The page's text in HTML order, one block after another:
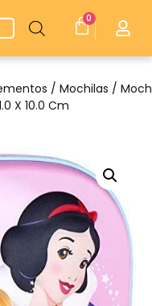
0
/ Mochilas /
X 10.0 Cm